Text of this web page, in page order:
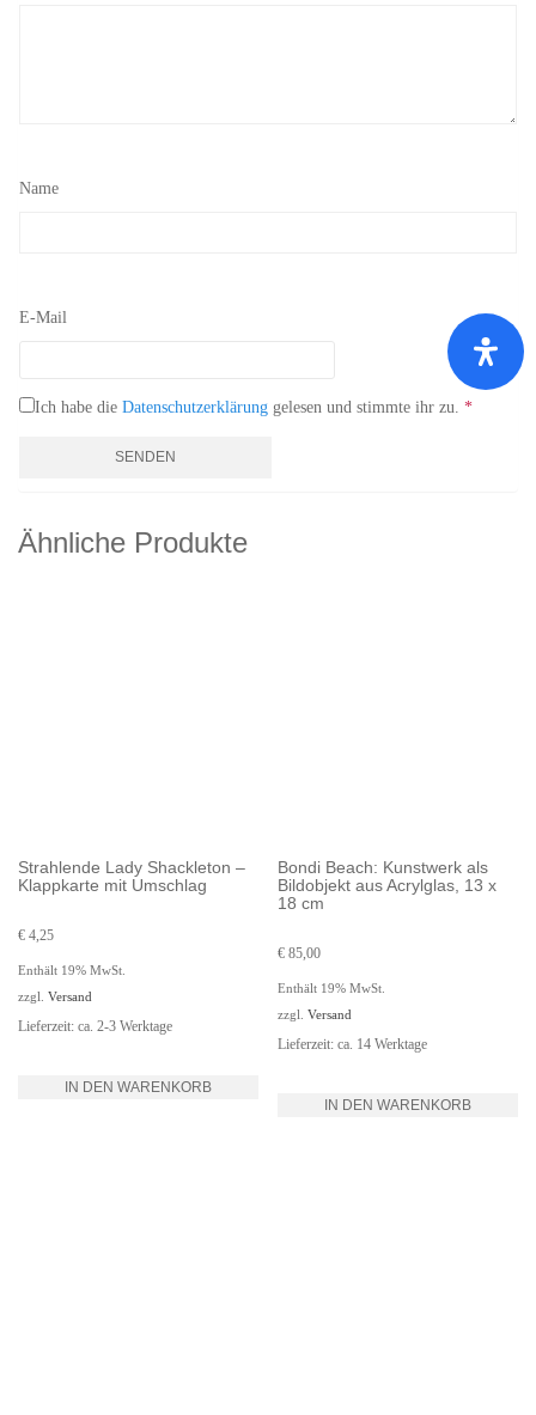
Name
E-Mail
Ich habe die Datenschutzerklärung gelesen und stimmte ihr zu. *
Ähnliche Produkte
Strahlende Lady Shackleton –
Klappkarte mit Umschlag
€ 4,25
Enthält 19% MwSt.
zzgl. Versand
Lieferzeit: ca. 2-3 Werktage
IN DEN WARENKORB
Bondi Beach: Kunstwerk als
Bildobjekt aus Acrylglas, 13 x
18 cm
€ 85,00
Enthält 19% MwSt.
zzgl.Versand
Lieferzeit: ca. 14 Werktage
IN DEN WARENKORB